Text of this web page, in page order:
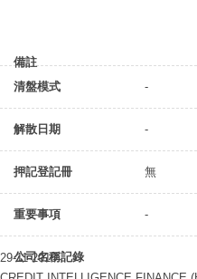
備註
清盤模式
-
解散日期 -
押記登記冊 無
重要事項 -
公司名稱記錄
29-11-2018